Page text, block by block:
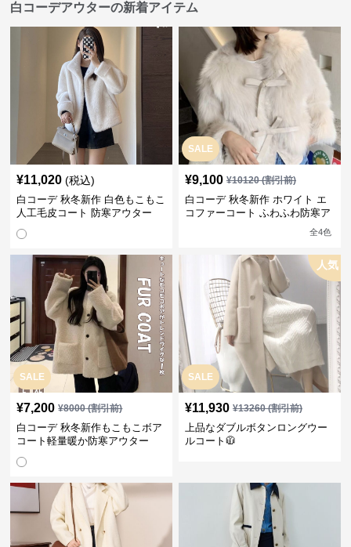
白コーデアウターの新着アイテム
¥11,020 (税込)
白コーデ 秋冬新作 白色もこもこ
人工毛皮コート 防寒アウター
SALE
¥9,100 ¥10120(割引前)
白コーデ 秋冬新作 ホワイト エ
コファーコート ふわふわ防寒ア
全4色
SALE
¥7,200 ¥8000(割引前)
白コーデ 秋冬新作もこもこボア
コート軽量暖か防寒アウター
SALE
人気
¥11,930 ¥13260(割引前)
上品なダブルボタンロングウー
ルコート🧥